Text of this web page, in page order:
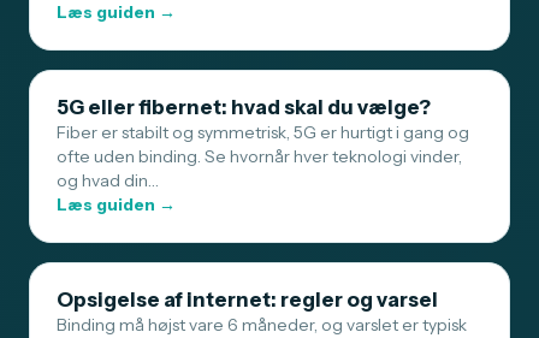
Læs guiden →
5G eller fibernet: hvad skal du vælge?
Fiber er stabilt og symmetrisk, 5G er hurtigt i gang og
ofte uden binding. Se hvornår hver teknologi vinder,
og hvad din…
Læs guiden →
Opsigelse af internet: regler og varsel
Binding må højst vare 6 måneder, og varslet er typisk